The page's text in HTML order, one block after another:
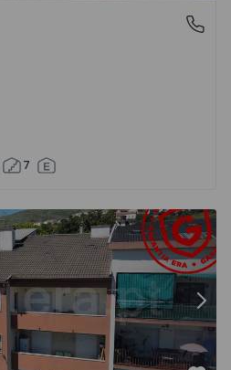
7
e Canhoso - 1497806 -